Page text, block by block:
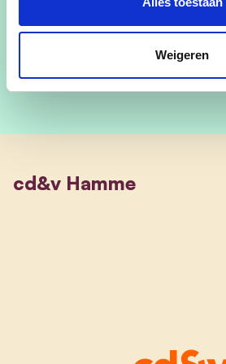
Weigeren
@danny_poppe
cd&v Hamme